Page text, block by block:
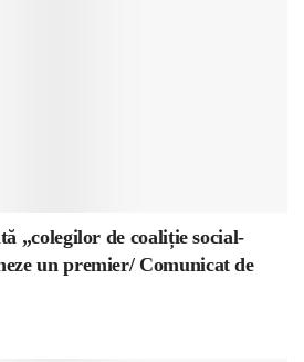
„colegilor de coaliție social-
un premier/ Comunicat de